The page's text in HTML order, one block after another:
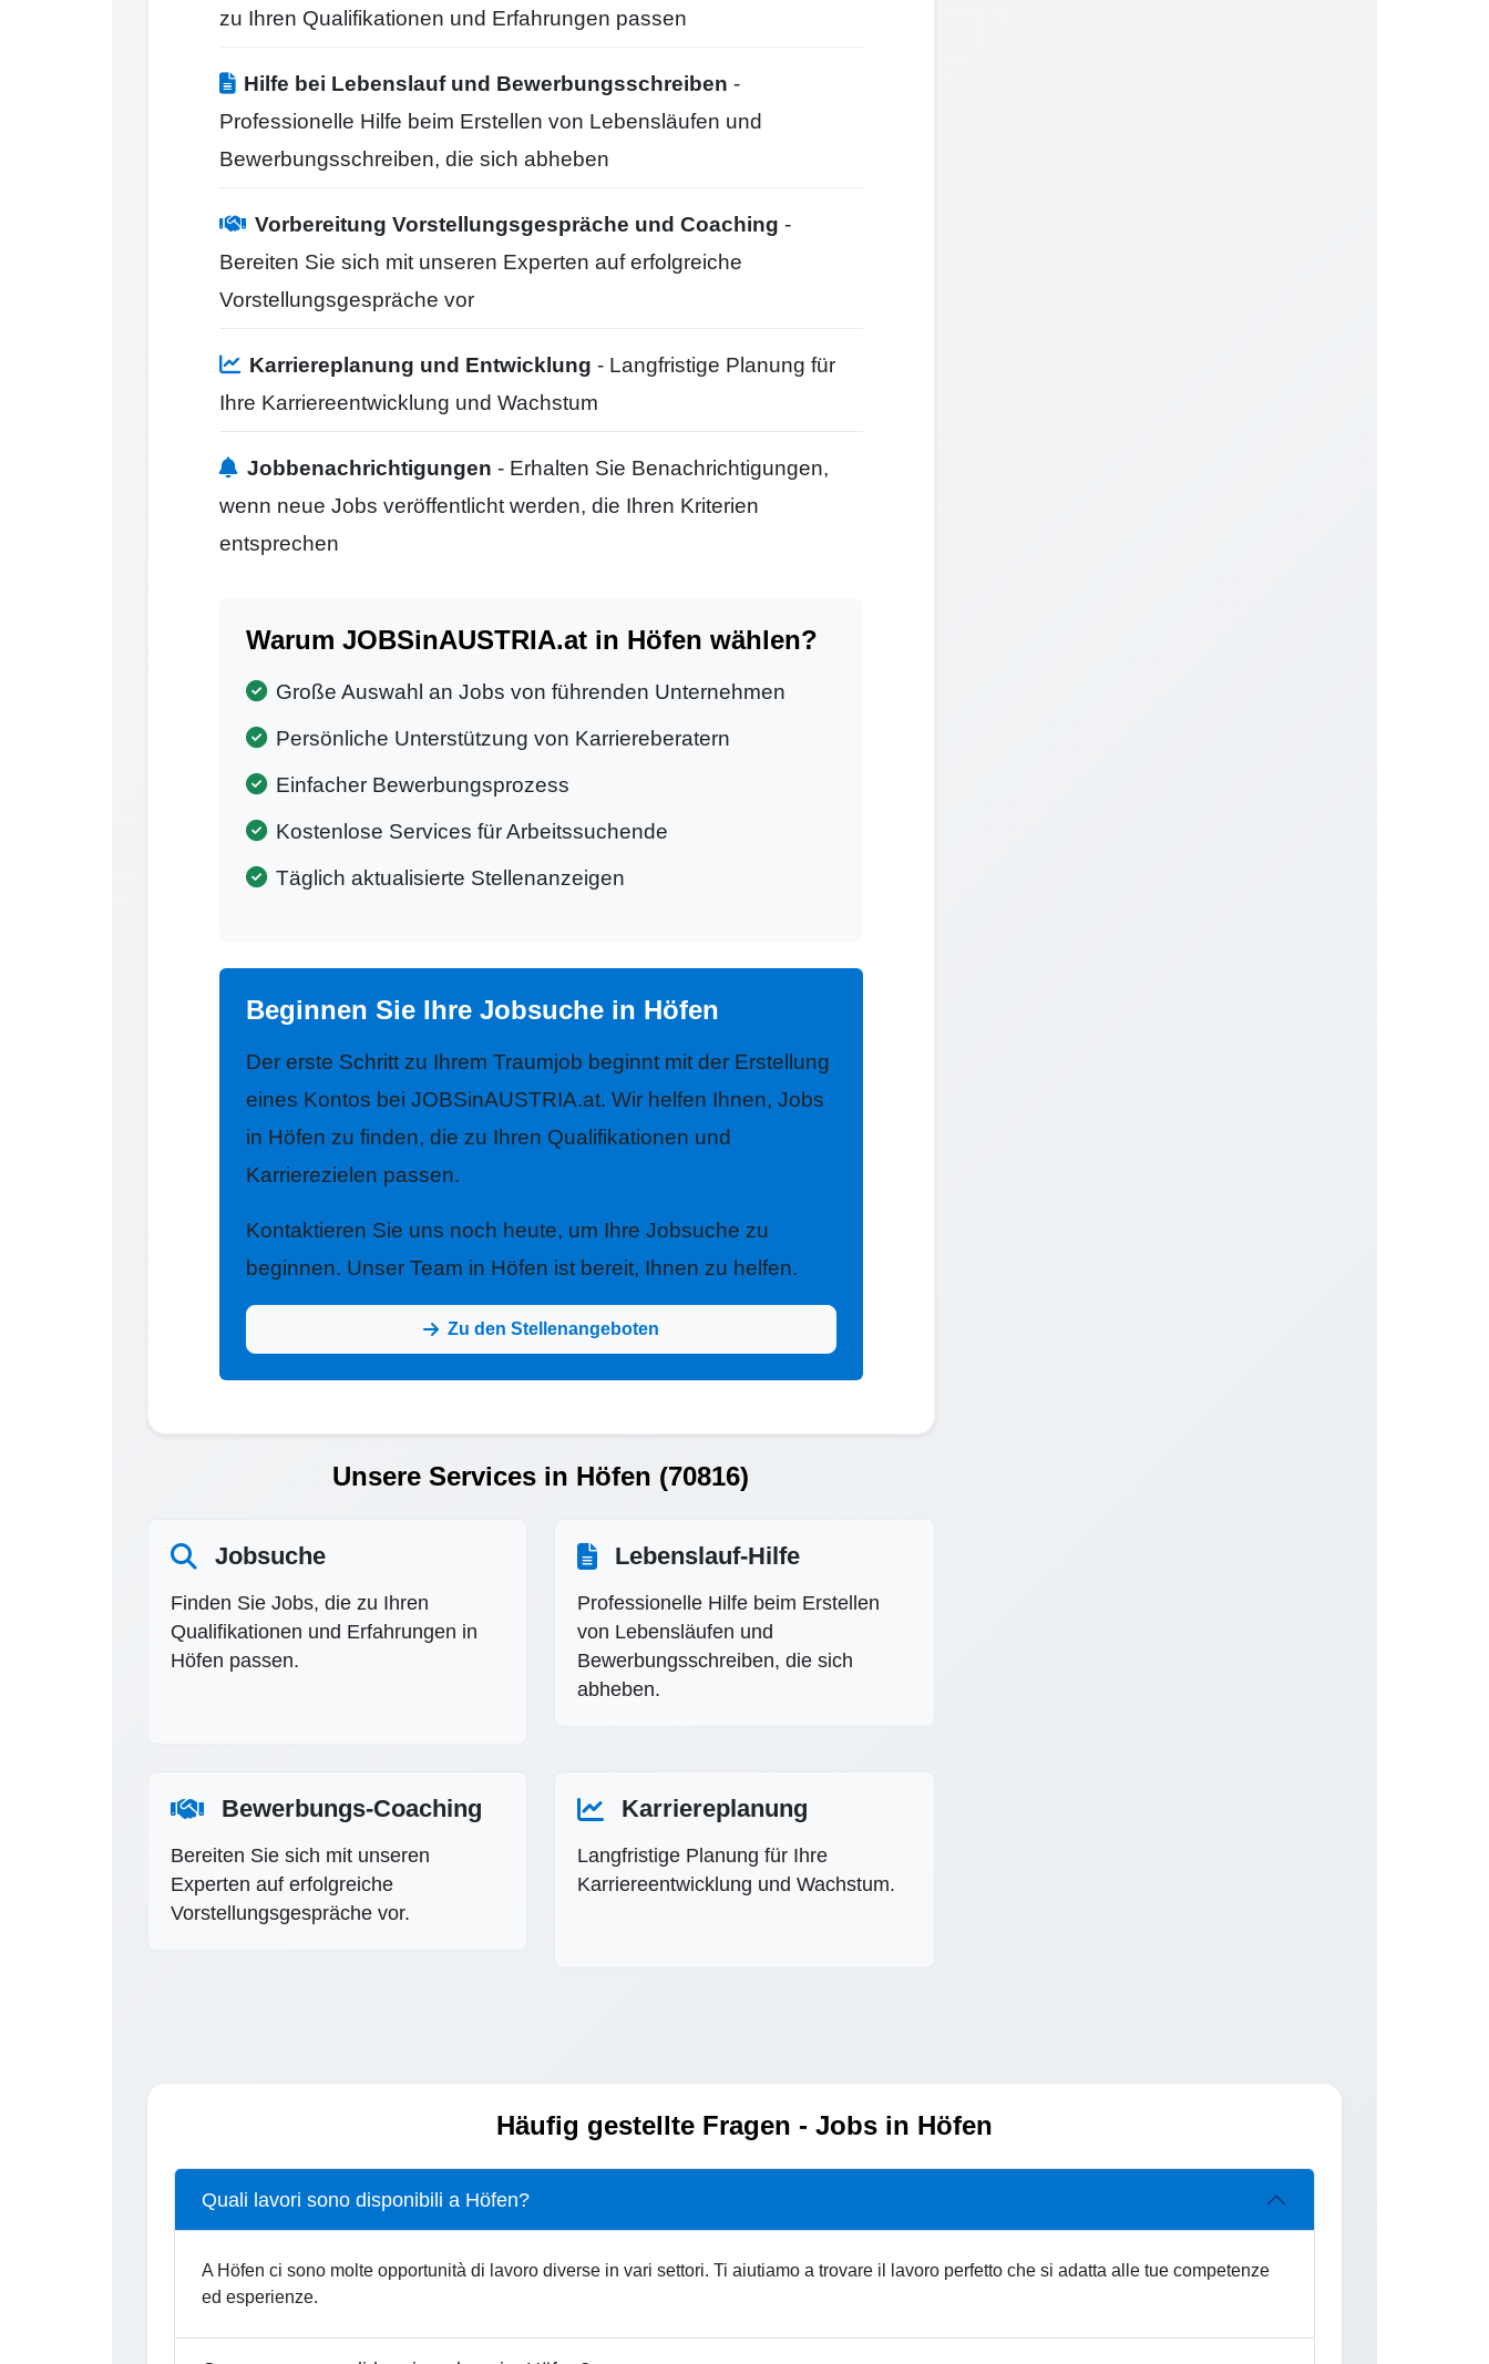
zu Ihren Qualifikationen und Erfahrungen passen
Hilfe bei Lebenslauf und Bewerbungsschreiben -
Professionelle Hilfe beim Erstellen von Lebensläufen und
Bewerbungsschreiben, die sich abheben
Vorbereitung Vorstellungsgespräche und Coaching -
Bereiten Sie sich mit unseren Experten auf erfolgreiche
Vorstellungsgespräche vor
Karriereplanung und Entwicklung - Langfristige Planung für
Ihre Karriereentwicklung und Wachstum
Jobbenachrichtigungen - Erhalten Sie Benachrichtigungen,
wenn neue Jobs veröffentlicht werden, die Ihren Kriterien
entsprechen
Warum JOBSinAUSTRIA.at in Höfen wählen?
Große Auswahl an Jobs von führenden Unternehmen
Persönliche Unterstützung von Karriereberatern
Einfacher Bewerbungsprozess
Kostenlose Services für Arbeitssuchende
Täglich aktualisierte Stellenanzeigen
Beginnen Sie Ihre Jobsuche in Höfen
Der erste Schritt zu Ihrem Traumjob beginnt mit der Erstellung
eines Kontos bei JOBSinAUSTRIA.at. Wir helfen Ihnen, Jobs
in Höfen zu finden, die zu Ihren Qualifikationen und
Karrierezielen passen.
Kontaktieren Sie uns noch heute, um Ihre Jobsuche zu
beginnen. Unser Team in Höfen ist bereit, Ihnen zu helfen.
Zu den Stellenangeboten
Unsere Services in Höfen (70816)
Jobsuche
Finden Sie Jobs, die zu Ihren
Qualifikationen und Erfahrungen in
Höfen passen.
Lebenslauf-Hilfe
Professionelle Hilfe beim Erstellen
von Lebensläufen und
Bewerbungsschreiben, die sich
abheben.
Bewerbungs-Coaching
Bereiten Sie sich mit unseren
Experten auf erfolgreiche
Vorstellungsgespräche vor.
Karriereplanung
Langfristige Planung für Ihre
Karriereentwicklung und Wachstum.
Häufig gestellte Fragen - Jobs in Höfen
Quali lavori sono disponibili a Höfen?
A Höfen ci sono molte opportunità di lavoro diverse in vari settori. Ti aiutiamo a trovare il lavoro perfetto che si adatta alle tue competenze
ed esperienze.